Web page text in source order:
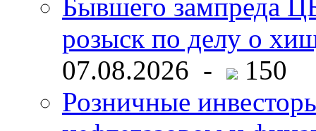
Бывшего зампреда
розыск по делу о
07.08.2026 -
150
Розничные